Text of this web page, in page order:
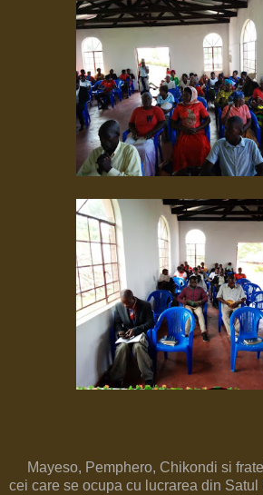
Mayeso, Pemphero, Chikondi si
cei care se ocupa cu lucrarea din Satul